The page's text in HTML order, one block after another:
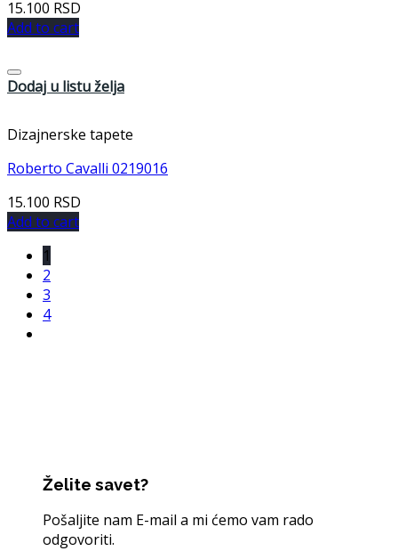
15.100 RSD
Add to cart
Dodaj u listu želja
Dizajnerske tapete
Roberto Cavalli 0219016
15.100 RSD
Add to cart
1
2
3
4
Želite savet?
Pošaljite nam E-mail a mi ćemo vam rado
odgovoriti.